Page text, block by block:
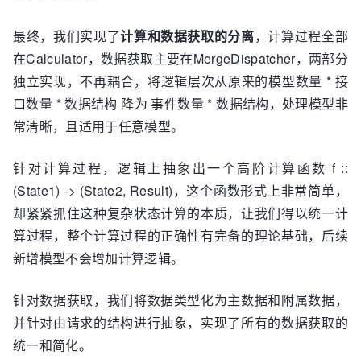
最终，我们实现了计算和数据获取的分离，计算过程全部
在Calculator，数据获取主要在MergeDispatcher，两部分
独立实现，不再耦合，将逻辑层次从原来的模型数量 * 接
口数量 * 数据结构 降为 事件数量 * 数据结构，处理模型非
常清晰，且适用于任意模型。
针对计算过程，逻辑上抽象出一个高阶计算函数 f ::
(State1) -> (State2, Result)，这个函数形式上非常简单，
却紧紧抓住这种复杂状态计算的本质，让我们得以统一计
算过程，整个计算过程的正确性有完备的理论基础，后续
新增模型不会增加计算逻辑。
针对数据获取，我们将数据类型化为主数据和附属数据，
并针对由请求的结构进行抽象，实现了所有的数据获取的
统一和简化。